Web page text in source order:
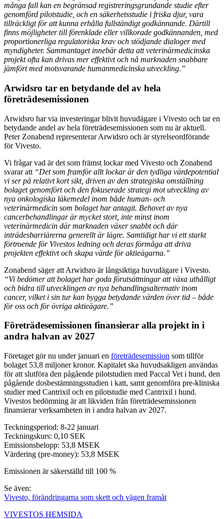
många fall kan en begränsad registreringsgrundande studie efter
genomförd pilotstudie, och en säkerhetsstudie i friska djur, vara
tillräckligt för att kunna erhålla fullständigt godkännande. Därtill
finns möjligheter till förenklade eller villkorade godkännanden, med
proportionerliga regulatoriska krav och stödjande dialoger med
myndigheter. Sammantaget innebär detta att veterinärmedicinska
projekt ofta kan drivas mer effektivt och nå marknaden snabbare
jämfört med motsvarande humanmedicinska utveckling.”
Arwidsro tar en betydande del av hela
företrädesemissionen
Arwidsro har via investeringar blivit huvudägare i Vivesto och tar en
betydande andel av hela företrädesemissionen som nu är aktuell.
Peter Zonabend representerar Arwidsro och är styrelseordförande
för Vivesto.
Vi frågar vad är det som främst lockar med Vivesto och Zonabend
svarar att “Det som framför allt lockar är den tydliga värdepotential
vi ser på relativt kort sikt, driven av den strategiska omställning
bolaget genomfört och den fokuserade strategi mot utveckling av
nya onkologiska läkemedel inom både human- och
veterinärmedicin som bolaget har antagit. Behovet av nya
cancerbehandlingar är mycket stort, inte minst inom
veterinärmedicin där marknaden växer snabbt och där
inträdesbarriärerna generellt är lägre. Samtidigt har vi ett starkt
förtroende för Vivestos ledning och deras förmåga att driva
projekten effektivt och skapa värde för aktieägarna.”
Zonabend säger att Arwidsro är långsiktiga huvudägare i Vivesto.
“Vi bedömer att bolaget har goda förutsättningar att växa uthålligt
och bidra till utvecklingen av nya behandlingsalternativ inom
cancer, vilket i sin tur kan bygga betydande värden över tid – både
för oss och för övriga aktieägare.”
Företrädesemissionen finansierar alla projekt in i
andra halvan av 2027
Företaget gör nu under januari en företrädesemission som tillför
bolaget 53,8 miljoner kronor. Kapitalet ska huvudsakligen användas
för att slutföra den pågående pilotstudien med Paccal Vet i hund, den
pågående dosbestämningsstudien i katt, samt genomföra pre-kliniska
studier med Cantrixil och en pilotstudie med Cantrixil i hund.
Vivestos bedömning är att likviden från företrädesemissionen
finansierar verksamheten in i andra halvan av 2027.
Teckningsperiod: 8-22 januari
Teckningskurs: 0,10 SEK
Emissionsbelopp: 53,8 MSEK
Värdering (pre-money): 53,8 MSEK
Emissionen är säkerställd till 100 %
Se även:
Vivesto, förändringarna som skett och vägen framåt
VIVESTOS HEMSIDA